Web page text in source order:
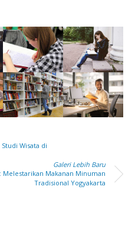
Wisata di
Galeri Lebih Baru
Melestarikan Makanan Minuman
Tradisional Yogyakarta